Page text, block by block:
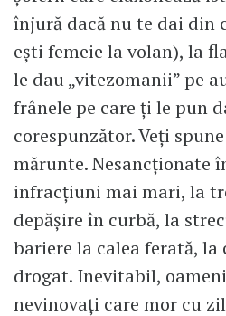
înjură dacă nu te dai din
ești femeie la volan), la
le dau „vitezomanii” pe
frânele pe care ți le pun
corespunzător. Veți
mărunte. Nesancționate
infracțiuni mai mari, la
depășire în curbă, la
bariere la calea ferată,
drogat. Inevitabil,
nevinovați care mor cu